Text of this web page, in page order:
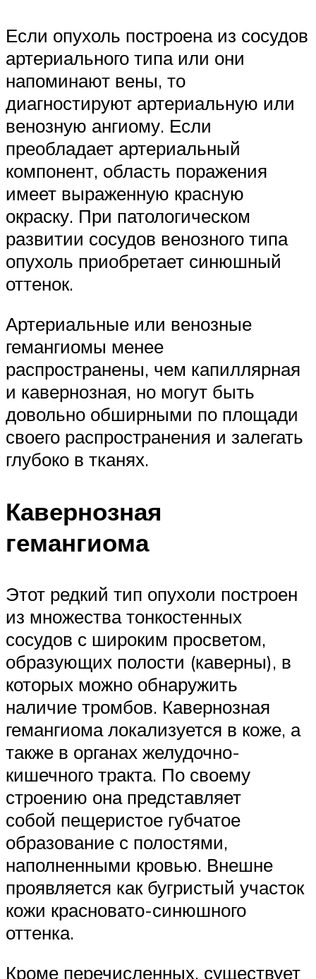
Если опухоль построена из сосудов
артериального типа или они
напоминают вены, то
диагностируют артериальную или
венозную ангиому. Если
преобладает артериальный
компонент, область поражения
имеет выраженную красную
окраску. При патологическом
развитии сосудов венозного типа
опухоль приобретает синюшный
оттенок.
Артериальные или венозные
гемангиомы менее
распространены, чем капиллярная
и кавернозная, но могут быть
довольно обширными по площади
своего распространения и залегать
глубоко в тканях.
Кавернозная
гемангиома
Этот редкий тип опухоли построен
из множества тонкостенных
сосудов с широким просветом,
образующих полости (каверны), в
которых можно обнаружить
наличие тромбов. Кавернозная
гемангиома локализуется в коже, а
также в органах желудочно-
кишечного тракта. По своему
строению она представляет
собой пещеристое губчатое
образование с полостями,
наполненными кровью. Внешне
проявляется как бугристый участок
кожи красновато-синюшного
оттенка.
Кроме перечисленных, существует